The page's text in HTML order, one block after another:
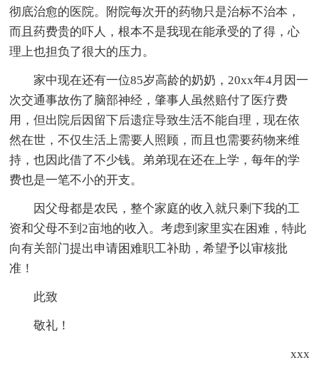
彻底治愈的医院。附院每次开的药物只是治标不治本，
而且药费贵的吓人，根本不是我现在能承受的了得，心
理上也担负了很大的压力。
家中现在还有一位85岁高龄的奶奶，20xx年4月因一
次交通事故伤了脑部神经，肇事人虽然赔付了医疗费
用，但出院后因留下后遗症导致生活不能自理，现在依
然在世，不仅生活上需要人照顾，而且也需要药物来维
持，也因此借了不少钱。弟弟现在还在上学，每年的学
费也是一笔不小的开支。
因父母都是农民，整个家庭的收入就只剩下我的工
资和父母不到2亩地的收入。考虑到家里实在困难，特此
向有关部门提出申请困难职工补助，希望予以审核批
准！
此致
敬礼！
xxx